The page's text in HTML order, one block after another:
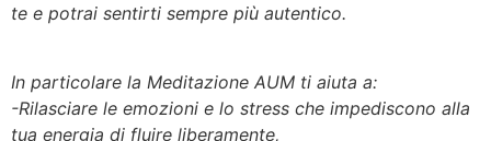
te e potrai sentirti sempre più autentico.
In particolare la Meditazione AUM ti aiuta a:
-Rilasciare le emozioni e lo stress che impediscono alla
tua energia di fluire liberamente,